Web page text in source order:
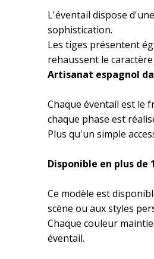
L'éventail dispose d'une
sophistication.
Les tiges présentent
rehaussent le
Artisanat espagnol
Chaque éventail est le
chaque phase est
Plus qu'un simple
Disponible en plus de
Ce modèle est
scène ou aux styles
Chaque couleur
éventail.